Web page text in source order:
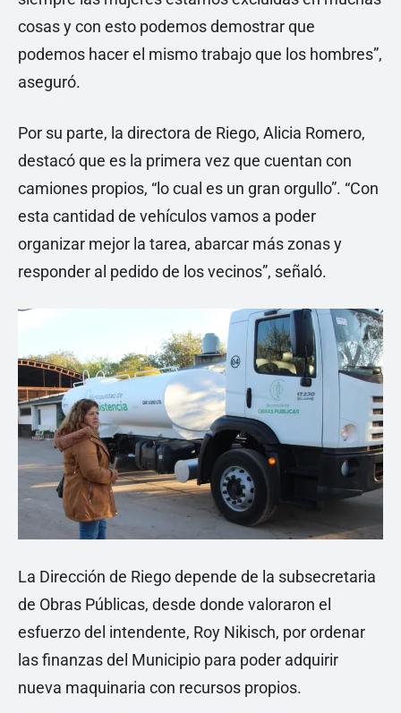
cosas y con esto podemos demostrar que
podemos hacer el mismo trabajo que los hombres”,
aseguró.
Por su parte, la directora de Riego, Alicia Romero,
destacó que es la primera vez que cuentan con
camiones propios, “lo cual es un gran orgullo”. “Con
esta cantidad de vehículos vamos a poder
organizar mejor la tarea, abarcar más zonas y
responder al pedido de los vecinos”, señaló.
La Dirección de Riego depende de la subsecretaria
de Obras Públicas, desde donde valoraron el
esfuerzo del intendente, Roy Nikisch, por ordenar
las finanzas del Municipio para poder adquirir
nueva maquinaria con recursos propios.